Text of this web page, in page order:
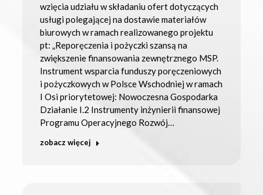
wzięcia udziału w składaniu ofert dotyczących
usługi polegającej na dostawie materiałów
biurowych w ramach realizowanego projektu
pt: „Reporęczenia i pożyczki szansą na
zwiększenie finansowania zewnętrznego MSP.
Instrument wsparcia funduszy poręczeniowych
i pożyczkowych w Polsce Wschodniej w ramach
I Osi priorytetowej: Nowoczesna Gospodarka
Działanie I.2 Instrumenty inżynierii finansowej
Programu Operacyjnego Rozwój…
zobacz więcej